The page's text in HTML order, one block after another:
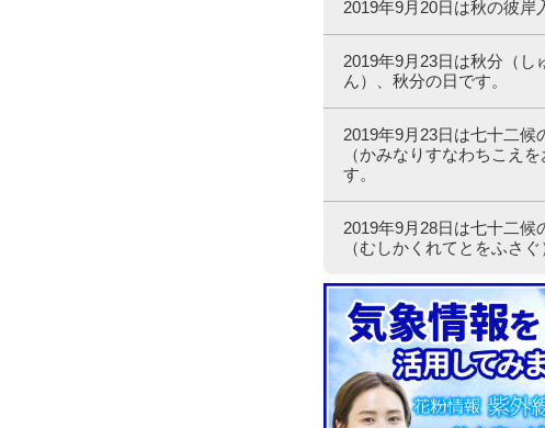
2019年9月20日は秋の彼岸
2019年9月23日は秋分（し
ん）、秋分の日です。
2019年9月23日は七十二候
（かみなりすなわちこえ
す。
2019年9月28日は七十二候
（むしかくれてとをふさぐ